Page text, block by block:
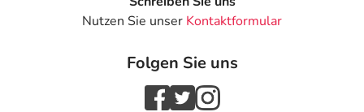
Nutzen Sie unser Kontaktformular
Folgen Sie uns